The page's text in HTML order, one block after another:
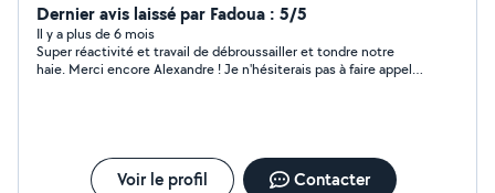
Dernier avis laissé par Fadoua : 5/5
Il y a plus de 6 mois
Super réactivité et travail de débroussailler et tondre notre
haie. Merci encore Alexandre ! Je n'hésiterais pas à faire appel à
Voir le profil Contacter